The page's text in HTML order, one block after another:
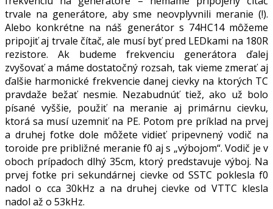
trvale na generátore, aby sme neovplyvnili meranie (!).
Alebo konkrétne na náš generátor s 74HC14 môžeme
pripojiť aj trvale čítač, ale musí byť pred LEDkami na 180R
rezistore. Ak budeme frekvenciu generátora ďalej
zvyšovať a máme dostatočný rozsah, tak vieme zmerať aj
ďalšie harmonické frekvencie danej cievky na ktorých TC
pravdaže bežať nesmie. Nezabudnúť tiež, ako už bolo
písané vyššie, použiť na meranie aj primárnu cievku,
ktorá sa musí uzemniť na PE. Potom pre príklad na prvej
a druhej fotke dole môžete vidieť pripevnený vodič na
toroide pre približné meranie f0 aj s „výbojom“. Vodič je v
oboch prípadoch dlhý 35cm, ktorý predstavuje výboj. Na
prvej fotke pri sekundárnej cievke od SSTC poklesla f0
nadol o cca 30kHz a na druhej cievke od VTTC klesla
nadol až o 53kHz.